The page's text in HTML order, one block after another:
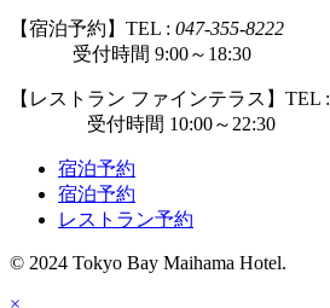
【宿泊予約】TEL : 047-355-8222
受付時間 9:00～18:30
【レストラン ファインテラス】TEL :
受付時間 10:00～22:30
宿泊予約
宿泊予約
レストラン予約
© 2024 Tokyo Bay Maihama Hotel.
×